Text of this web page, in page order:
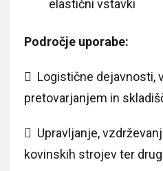
elastični vstavki
Področje uporabe:
 Logistične dejavnosti,
pretovarjanjem in
 Upravljanje,
kovinskih strojev ter